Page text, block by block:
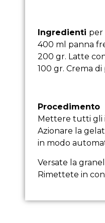
Ingredienti per
400 ml panna
200 gr. Latte
100 gr. Crema
Procedimento
Mettere tutti gli
Azionare la
in modo
Versate la
Rimettete in